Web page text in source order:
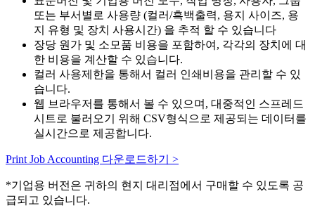
또는 부서별로 사용량 (컬러/흑백출력, 용지 사이즈, 용
지 유형 및 장치 사용시간) 을 추적 할 수 있습니다
장당 원가 및 소모품 비용을 포함하여, 각각의 장치에 대
한 비용을 계산할 수 있습니다.
컬러 사용제한을 통해서 컬러 인쇄비용을 관리할 수 있
습니다.
웹 브라우저를 통해서 볼 수 있으며, 대중적인 스프레드
시트로 불러오기 위해 CSV형식으로 제공되는 데이터를
실시간으로 제공합니다.
Print Job Accounting 다운로드하기 >
*기업용 버전은 귀하의 현지 대리점에서 구매할 수 있도록 공
급되고 있습니다.